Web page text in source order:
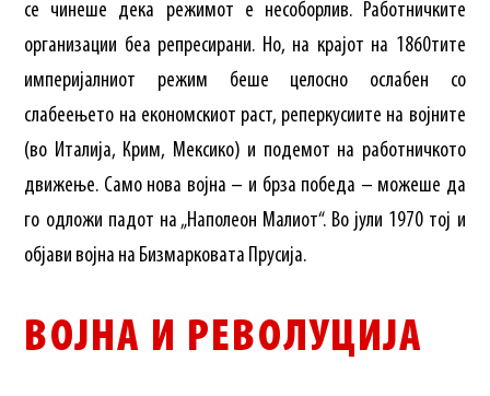
се чинеше дека режимот е несоборлив. Работничките
организации беа репресирани. Но, на крајот на 1860тите
империјалниот режим беше целосно ослабен со
слабеењето на економскиот раст, реперкусиите на војните
(во Италија, Крим, Мексико) и подемот на работничкото
движење. Само нова војна – и брза победа – можеше да
го одложи падот на „Наполеон Малиот“. Во јули 1970 тој и
објави војна на Бизмарковата Прусија.
ВОЈНА И РЕВОЛУЦИЈА